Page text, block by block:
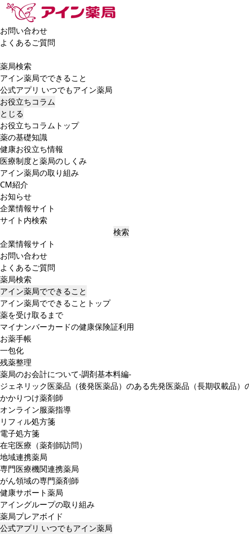
お問い合わせ
よくあるご質問
薬局検索
アイン薬局でできること
公式アプリ いつでもアイン薬局
お役立ちコラム
とじる
お役立ちコラムトップ
薬の基礎知識
健康お役立ち情報
医療制度と薬局のしくみ
アイン薬局の取り組み
CM紹介
お知らせ
企業情報サイト
サイト内検索
検索
企業情報サイト
お問い合わせ
よくあるご質問
薬局検索
アイン薬局でできること
アイン薬局でできることトップ
薬を受け取るまで
マイナンバーカードの健康保険証利用
お薬手帳
一包化
残薬整理
薬局のお会計について-調剤基本料編-
ジェネリック医薬品（後発医薬品）のある先発医薬品（長期収載品）
かかりつけ薬剤師
オンライン服薬指導
リフィル処方箋
電子処方箋
在宅医療（薬剤師訪問）
地域連携薬局
専門医療機関連携薬局
がん領域の専門薬剤師
健康サポート薬局
アイングループの取り組み
薬局プレアボイド
公式アプリ いつでもアイン薬局